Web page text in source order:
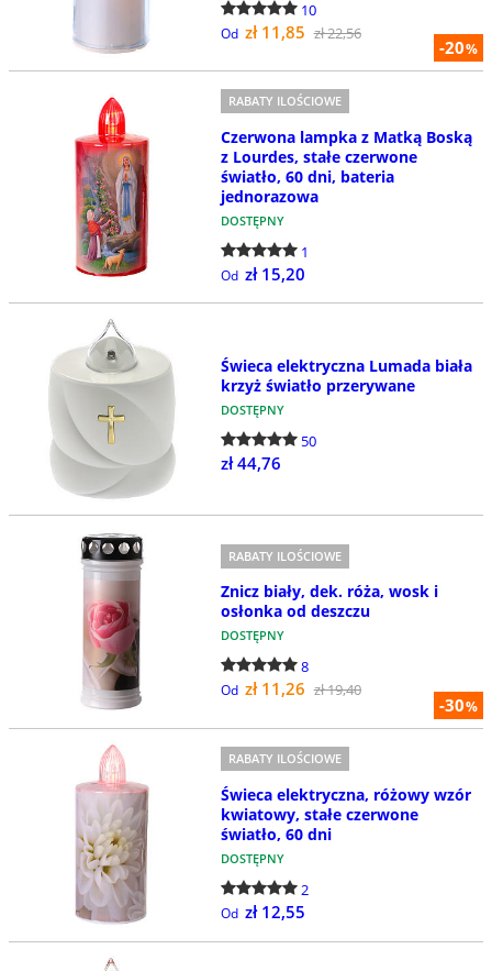
-20%
10
Od zł 11,85 zł 22,56
RABATY ILOŚCIOWE
Czerwona lampka z Matką Boską
z Lourdes, stałe czerwone
światło, 60 dni, bateria
jednorazowa
DOSTĘPNY
1
Od zł 15,20
Świeca elektryczna Lumada biała
krzyż światło przerywane
DOSTĘPNY
50
zł 44,76
-30%
RABATY ILOŚCIOWE
Znicz biały, dek. róża, wosk i
osłonka od deszczu
DOSTĘPNY
8
Od zł 11,26 zł 19,40
RABATY ILOŚCIOWE
Świeca elektryczna, różowy wzór
kwiatowy, stałe czerwone
światło, 60 dni
DOSTĘPNY
2
Od zł 12,55